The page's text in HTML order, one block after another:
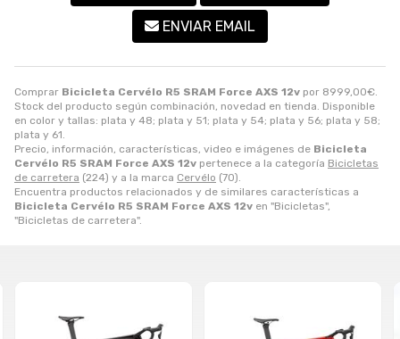
Comprar Bicicleta Cervélo R5 SRAM Force AXS 12v por 8999,00€.
Stock del producto según combinación, novedad en tienda. Disponible
en color y tallas: plata y 48; plata y 51; plata y 54; plata y 56; plata y 58;
plata y 61.
Precio, información, características, video e imágenes de Bicicleta
Cervélo R5 SRAM Force AXS 12v pertenece a la categoría Bicicletas
de carretera (224) y a la marca Cervélo (70).
Encuentra productos relacionados y de similares características a
Bicicleta Cervélo R5 SRAM Force AXS 12v en "Bicicletas",
"Bicicletas de carretera".
ENVIAR EMAIL